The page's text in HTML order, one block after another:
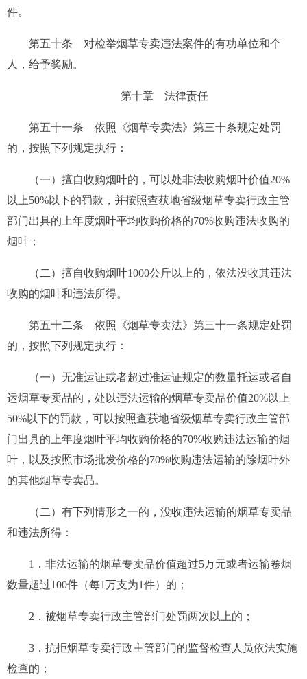
件。
第五十条 对检举烟草专卖违法案件的有功单位和个
人，给予奖励。
第十章 法律责任
第五十一条 依照《烟草专卖法》第三十条规定处罚
的，按照下列规定执行：
（一）擅自收购烟叶的，可以处非法收购烟叶价值20%
以上50%以下的罚款，并按照查获地省级烟草专卖行政主管
部门出具的上年度烟叶平均收购价格的70%收购违法收购的
烟叶；
（二）擅自收购烟叶1000公斤以上的，依法没收其违法
收购的烟叶和违法所得。
第五十二条 依照《烟草专卖法》第三十一条规定处罚
的，按照下列规定执行：
（一）无准运证或者超过准运证规定的数量托运或者自
运烟草专卖品的，处以违法运输的烟草专卖品价值20%以上
50%以下的罚款，可以按照查获地省级烟草专卖行政主管部
门出具的上年度烟叶平均收购价格的70%收购违法运输的烟
叶，以及按照市场批发价格的70%收购违法运输的除烟叶外
的其他烟草专卖品。
（二）有下列情形之一的，没收违法运输的烟草专卖品
和违法所得：
1．非法运输的烟草专卖品价值超过5万元或者运输卷烟
数量超过100件（每1万支为1件）的；
2．被烟草专卖行政主管部门处罚两次以上的；
3．抗拒烟草专卖行政主管部门的监督检查人员依法实施
检查的；